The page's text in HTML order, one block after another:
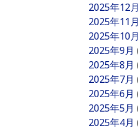
2025年12月
2025年11月
2025年10月
2025年9月
2025年8月
2025年7月
2025年6月
2025年5月
2025年4月